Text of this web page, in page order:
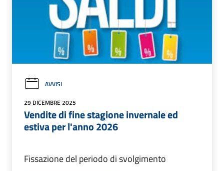
AVVISI
29 DICEMBRE 2025
Vendite di fine stagione invernale ed
estiva per l'anno 2026
Fissazione del periodo di svolgimento